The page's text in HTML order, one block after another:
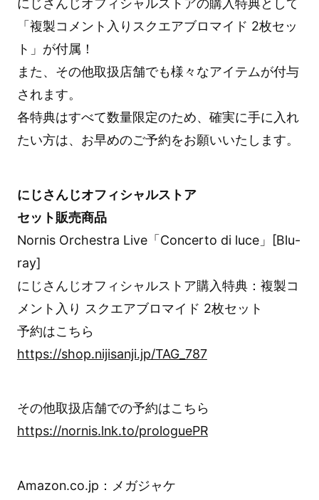
にじさんじオフィシャルストアの購入特典として
「複製コメント入りスクエアブロマイド 2枚セッ
ト」が付属！
また、その他取扱店舗でも様々なアイテムが付与
されます。
各特典はすべて数量限定のため、確実に手に入れ
たい方は、お早めのご予約をお願いいたします。
にじさんじオフィシャルストア
セット販売商品
Nornis Orchestra Live「Concerto di luce」[Blu-
ray]
にじさんじオフィシャルストア購入特典：複製コ
メント入り スクエアブロマイド 2枚セット
予約はこちら
https://shop.nijisanji.jp/TAG_787
その他取扱店舗での予約はこちら
https://nornis.lnk.to/prologuePR
Amazon.co.jp：メガジャケ